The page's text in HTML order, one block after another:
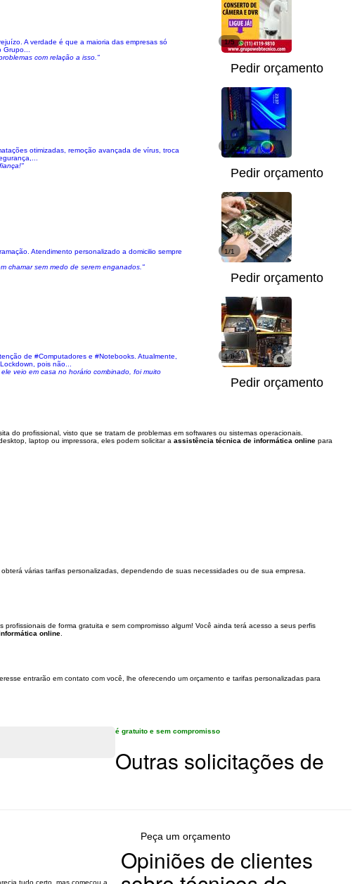
A verdade é que a maioria das empresas só
com relação a isso."
1/5
Pedir orçamento
otimizadas, remoção avançada de vírus, troca
1/12
Pedir orçamento
Atendimento personalizado a domicilio sempre
chamar sem medo de serem enganados."
1/1
Pedir orçamento
de #Computadores e #Notebooks. Atualmente,
pois não...
veio em casa no horário combinado, foi muito
1/6
Pedir orçamento
do profissional, visto que se tratam de problemas em softwares ou sistemas operacionais.
laptop ou impressora, eles podem solicitar a assistência técnica de informática online para
várias tarifas personalizadas, dependendo de suas necessidades ou de sua empresa.
de forma gratuita e sem compromisso algum! Você ainda terá acesso a seus perfis
online
entrarão em contato com você, lhe oferecendo um orçamento e tarifas personalizadas para
é gratuito e sem compromisso
Outras solicitações de
tudo certo, mas começou a
Peça um orçamento
Opiniões de clientes